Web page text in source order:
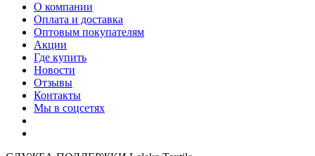
О компании
Оплата и доставка
Оптовым покупателям
Акции
Где купить
Новости
Отзывы
Контакты
Мы в соцсетях